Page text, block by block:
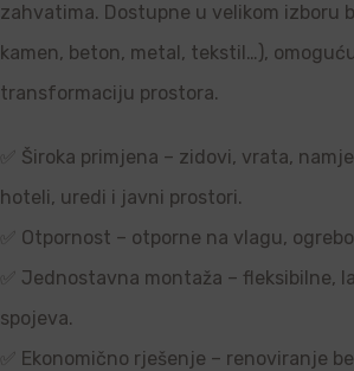
zahvatima. Dostupne u velikom izboru
kamen, beton, metal, tekstil…),
transformaciju prostora.
✅ Široka primjena – zidovi, vrata,
hoteli, uredi i javni prostori.
✅ Otpornost – otporne na vlagu,
✅ Jednostavna montaža – fleksibilne,
spojeva.
✅ Ekonomično rješenje – renoviranje